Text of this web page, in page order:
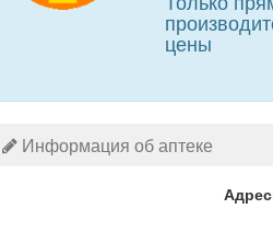
цены
Информация об аптеке